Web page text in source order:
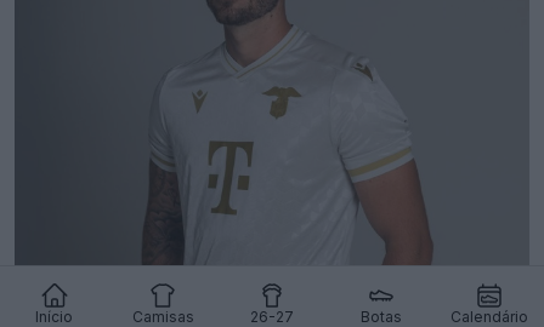
Início Camisas 26-27 Botas Calendário